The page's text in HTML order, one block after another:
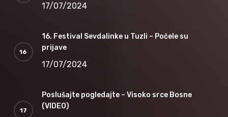
17/07/2024
16. Festival Sevdalinke u Tuzli – Počele su
prijave
17/07/2024
Poslušajte pogledajte – Visoko srce Bosne
(VIDEO)